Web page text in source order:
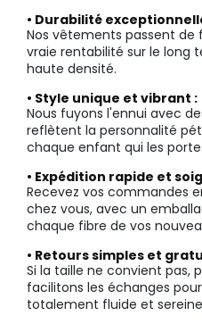
• Durabilité
Nos vêtements passent
vraie rentabilité sur le long
haute densité.
• Style unique et vibrant :
Nous fuyons l'ennui avec
reflètent la personnalité
chaque enfant qui les porte.
• Expédition rapide et
Recevez vos commandes
chez vous, avec un
chaque fibre de vos
• Retours simples et
Si la taille ne convient pas,
facilitons les échanges
totalement fluide et